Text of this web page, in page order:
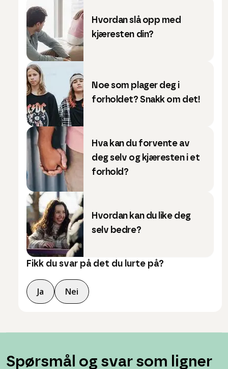
Hvordan slå opp med
kjæresten din?
Noe som plager deg i
forholdet? Snakk om det!
Hva kan du forvente av
deg selv og kjæresten i et
forhold?
Hvordan kan du like deg
selv bedre?
Fikk du svar på det du lurte på?
Ja Nei
Spørsmål og svar som ligner